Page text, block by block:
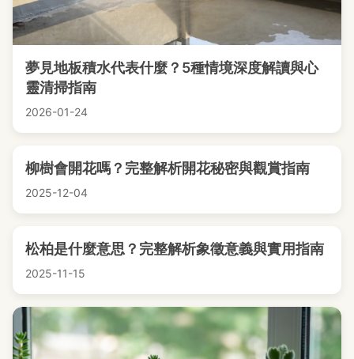
夢見地板積水代表什麼？5種情境深度解讀與心
靈清掃指南
2026-01-24
柳樹會開花嗎？完整解析開花秘密與觀賞指南
2025-12-04
松柏是什麼意思？完整解析象徵意義與實用指南
2025-11-15